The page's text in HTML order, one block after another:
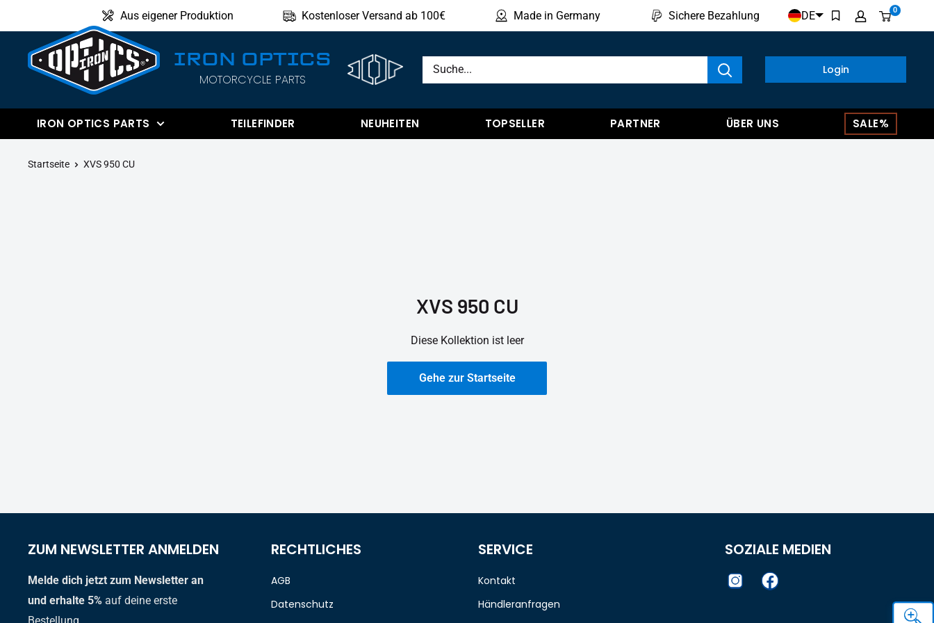
zum
Aus eigener Produktion Kostenloser Versand ab 100€ Made in Germany Sichere Bezahlung DE 0
IRON
IRON OPTICS
MOTORCYCLE PARTS
Login
IRON OPTICS PARTS TEILEFINDER NEUHEITEN TOPSELLER PARTNER ÜBER UNS SALE%
Produkte anzeigen
Startseite XVS 950 CU
XVS 950 CU
Diese Kollektion ist leer
Gehe zur Startseite
ZUM NEWSLETTER ANMELDEN
Melde dich jetzt zum Newsletter an
und erhalte 5% auf deine erste
Bestellung.
RECHTLICHES
AGB
Datenschutz
SERVICE
Kontakt
Händleranfragen
SOZIALE MEDIEN